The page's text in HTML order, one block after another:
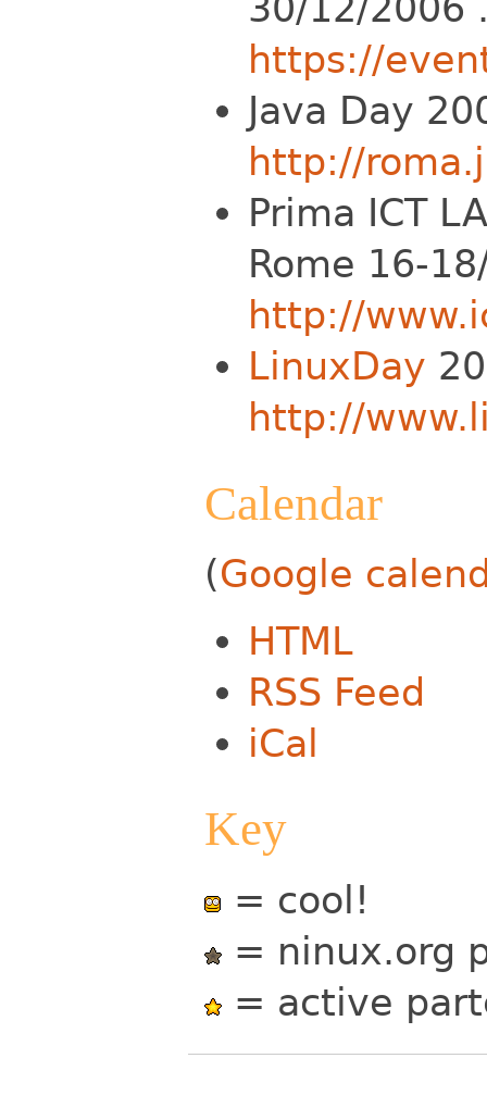
https://
Java Day
http://
Prima ICT
Rome 16-
http://
LinuxDay
http://
Calendar
(Google
HTML
RSS Feed
iCal
Key
= cool!
= ninux.org
= active